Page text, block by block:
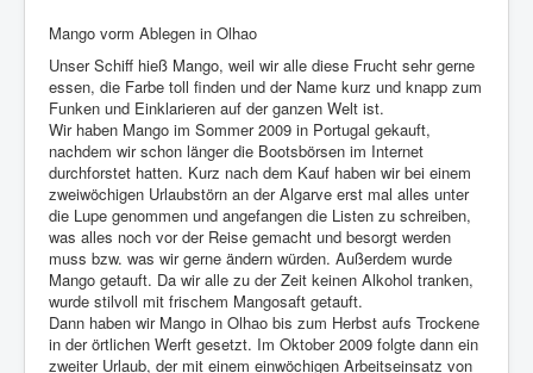
Mango vorm Ablegen in Olhao
Unser Schiff hieß Mango, weil wir alle diese Frucht sehr gerne
essen, die Farbe toll finden und der Name kurz und knapp zum
Funken und Einklarieren auf der ganzen Welt ist.
Wir haben Mango im Sommer 2009 in Portugal gekauft,
nachdem wir schon länger die Bootsbörsen im Internet
durchforstet hatten. Kurz nach dem Kauf haben wir bei einem
zweiwöchigen Urlaubstörn an der Algarve erst mal alles unter
die Lupe genommen und angefangen die Listen zu schreiben,
was alles noch vor der Reise gemacht und besorgt werden
muss bzw. was wir gerne ändern würden. Außerdem wurde
Mango getauft. Da wir alle zu der Zeit keinen Alkohol tranken,
wurde stilvoll mit frischem Mangosaft getauft.
Dann haben wir Mango in Olhao bis zum Herbst aufs Trockene
in der örtlichen Werft gesetzt. Im Oktober 2009 folgte dann ein
zweiter Urlaub, der mit einem einwöchigen Arbeitseinsatz von